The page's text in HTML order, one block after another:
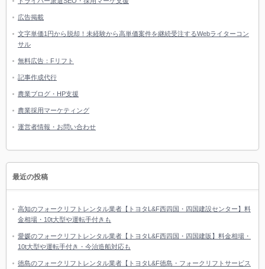
広告掲載
文字単価1円から脱却！未経験から高単価案件を継続受注するWebライターコン
サル
無料広告：Fリフト
記事作成代行
農業ブログ・HP支援
農業採用マーケティング
運営者情報・お問い合わせ
最近の投稿
高知のフォークリフトレンタル業者【トヨタL&F西四国・四国建設センター】料
金相場・10t大型や運転手付きも
愛媛のフォークリフトレンタル業者【トヨタL&F西四国・四国建販】料金相場・
10t大型や運転手付き・今治造船対応も
徳島のフォークリフトレンタル業者【トヨタL&F徳島・フォークリフトサービス